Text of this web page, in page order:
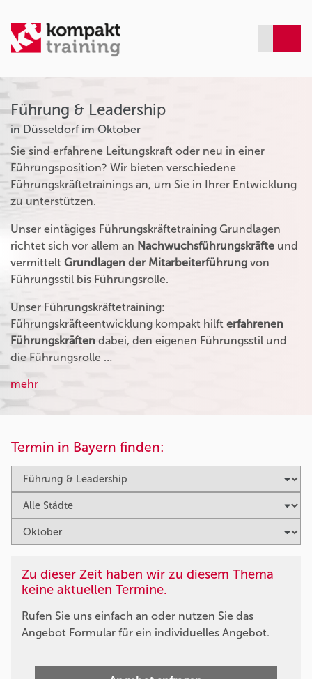
Führung & Leadership
in Düsseldorf im Oktober
Sie sind erfahrene Leitungskraft oder neu in einer
Führungsposition? Wir bieten verschiedene
Führungskräftetrainings an, um Sie in Ihrer Entwicklung
zu unterstützen.
Unser eintägiges Führungskräftetraining Grundlagen
richtet sich vor allem an Nachwuchsführungskräfte und
vermittelt Grundlagen der Mitarbeiterführung von
Führungsstil bis Führungsrolle.
Unser Führungskräftetraining:
Führungskräfteentwicklung kompakt hilft erfahrenen
Führungskräften dabei, den eigenen Führungsstil und
die Führungsrolle …
mehr
Termin in Bayern finden:
Zu dieser Zeit haben wir zu diesem Thema
keine aktuellen Termine.
Rufen Sie uns einfach an oder nutzen Sie das
Angebot Formular für ein individuelles Angebot.